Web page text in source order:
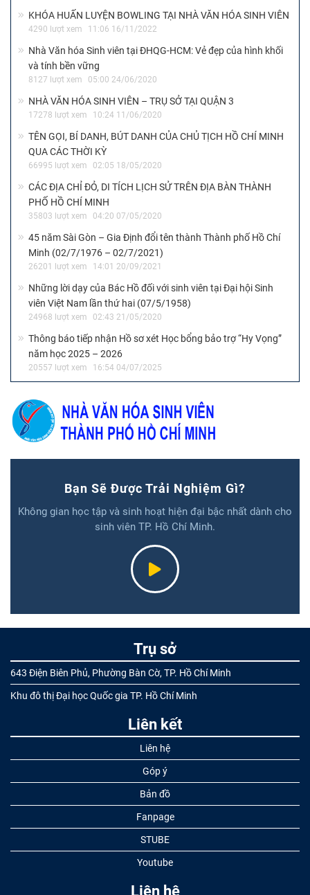
KHÓA HUẤN LUYỆN BOWLING TẠI NHÀ VĂN HÓA SINH VIÊN
4290 lượt xem 11:06 16/11/2022
Nhà Văn hóa Sinh viên tại ĐHQG-HCM: Vẻ đẹp của hình khối
và tính bền vững
8127 lượt xem 05:00 24/06/2020
NHÀ VĂN HÓA SINH VIÊN – TRỤ SỞ TẠI QUẬN 3
17278 lượt xem 10:24 11/06/2020
TÊN GỌI, BÍ DANH, BÚT DANH CỦA CHỦ TỊCH HỒ CHÍ MINH
QUA CÁC THỜI KỲ
66995 lượt xem 02:05 18/05/2020
CÁC ĐỊA CHỈ ĐỎ, DI TÍCH LỊCH SỬ TRÊN ĐỊA BÀN THÀNH
PHỐ HỒ CHÍ MINH
35803 lượt xem 04:20 07/05/2020
45 năm Sài Gòn – Gia Định đổi tên thành Thành phố Hồ Chí
Minh (02/7/1976 – 02/7/2021)
26201 lượt xem 14:01 20/09/2021
Những lời dạy của Bác Hồ đối với sinh viên tại Đại hội Sinh
viên Việt Nam lần thứ hai (07/5/1958)
24968 lượt xem 02:43 21/05/2020
Thông báo tiếp nhận Hồ sơ xét Học bổng bảo trợ “Hy Vọng”
năm học 2025 – 2026
20557 lượt xem 16:54 04/07/2025
Bạn Sẽ Được Trải Nghiệm Gì?
Không gian học tập và sinh hoạt hiện đại bậc nhất dành cho
sinh viên TP. Hồ Chí Minh.
Trụ sở
643 Điện Biên Phủ, Phường Bàn Cờ, TP. Hồ Chí Minh
Khu đô thị Đại học Quốc gia TP. Hồ Chí Minh
Liên kết
Liên hệ
Góp ý
Bản đồ
Fanpage
STUBE
Youtube
Liên hệ